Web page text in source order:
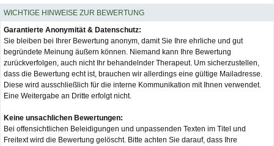
WICHTIGE HINWEISE ZUR BEWERTUNG
Garantierte Anonymität & Datenschutz:
Sie bleiben bei Ihrer Bewertung anonym, damit Sie Ihre ehrliche und gut
begründete Meinung äußern können. Niemand kann Ihre Bewertung
zurückverfolgen, auch nicht Ihr behandelnder Therapeut. Um sicherzustellen,
dass die Bewertung echt ist, brauchen wir allerdings eine gültige Mailadresse.
Diese wird ausschließlich für die interne Kommunikation mit Ihnen verwendet.
Eine Weitergabe an Dritte erfolgt nicht.
Keine unsachlichen Bewertungen:
Bei offensichtlichen Beleidigungen und unpassenden Texten im Titel und
Freitext wird die Bewertung gelöscht. Bitte achten Sie darauf, dass Ihre